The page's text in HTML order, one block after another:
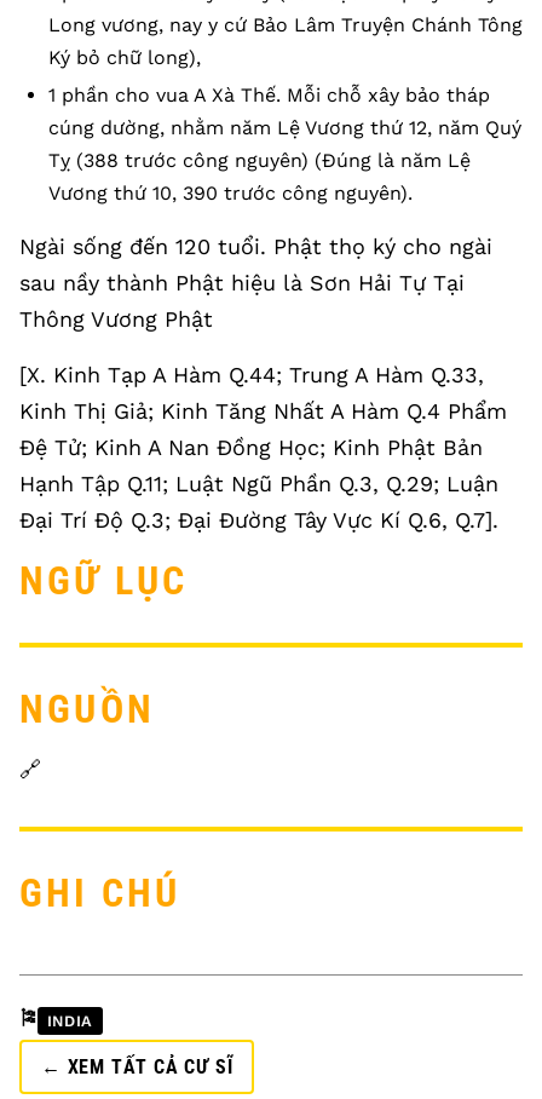
Long vương, nay y cứ Bảo Lâm Truyện Chánh Tông
Ký bỏ chữ long),
1 phần cho vua A Xà Thế. Mỗi chỗ xây bảo tháp
cúng dường, nhằm năm Lệ Vương thứ 12, năm Quý
Tỵ (388 trước công nguyên) (Đúng là năm Lệ
Vương thứ 10, 390 trước công nguyên).
Ngài sống đến 120 tuổi. Phật thọ ký cho ngài
sau nầy thành Phật hiệu là Sơn Hải Tự Tại
Thông Vương Phật
[X. Kinh Tạp A Hàm Q.44; Trung A Hàm Q.33,
Kinh Thị Giả; Kinh Tăng Nhất A Hàm Q.4 Phẩm
Đệ Tử; Kinh A Nan Đồng Học; Kinh Phật Bản
Hạnh Tập Q.11; Luật Ngũ Phần Q.3, Q.29; Luận
Đại Trí Độ Q.3; Đại Đường Tây Vực Kí Q.6, Q.7].
NGỮ LỤC
NGUỒN
🔗
GHI CHÚ
🎏 INDIA
← XEM TẤT CẢ CƯ SĨ